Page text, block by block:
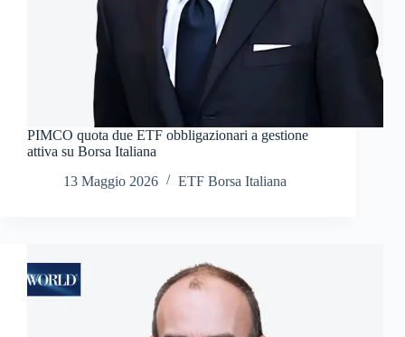
PIMCO quota due ETF obbligazionari a gestione
attiva su Borsa Italiana
13 Maggio 2026
ETF Borsa Italiana